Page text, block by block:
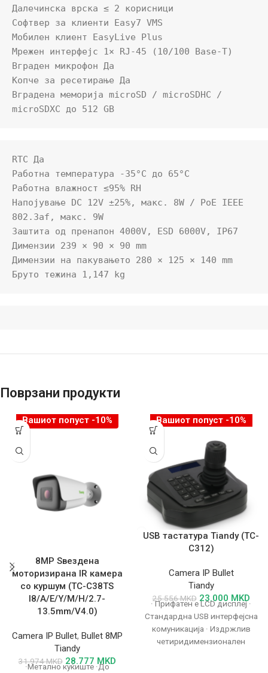
Далечинска врска ≤ 2 корисници
Софтвер за клиенти Easy7 VMS
Мобилен клиент EasyLive Plus
Мрежен интерфејс 1× RJ-45 (10/100 Base-T)
Вграден микрофон Да
Копче за ресетирање Да
Вградена меморија microSD / microSDHC /
RTC Да
Работна температура -35°C до 65°C
Работна влажност ≤95% RH
Напојување DC 12V ±25%, макс. 8W / PoE IEEE
802.3af, макс. 9W
Заштита од пренапон 4000V, ESD 6000V, IP67
Димензии 239 × 90 × 90 mm
Димензии на пакувањето 280 × 125 × 140 mm
Бруто тежина 1,147 kg
Поврзани продукти
Вашиот попуст -10%
8MP Ѕвездена
моторизирана IR камера
со куршум (TC-C38TS
I8/A/E/Y/M/H/2.7-
13.5mm/V4.0)
Camera IP Bullet, Bullet 8MP
Tiandy
31.974MKD 28.777 MKD
·Метално куќиште ·До
Вашиот попуст -10%
USB тастатура Tiandy (TC-
C312)
Camera IP Bullet
Tiandy
25.556MKD 23.000 MKD
· Прифатен е LCD дисплеј ·
Стандардна USB интерфејсна
комуникација · Издржлив
четиридимензионален